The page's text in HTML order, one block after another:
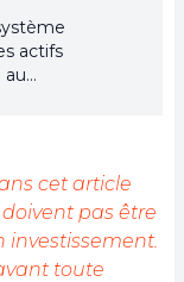
actifs
au
cet article
pas être
investissement.
toute